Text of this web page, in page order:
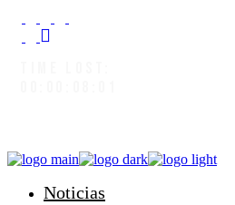
Noticias